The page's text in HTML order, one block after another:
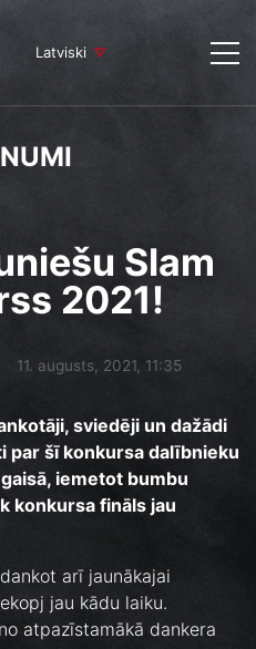
Latviski
Slam
2021!
11. augusts, 2021, 11:35
sviedēji un dažādi
par šī konkursa dalībnieku
iemetot bumbu
konkursa fināls jau
arī jaunākajai
jau kādu laiku.
atpazīstamākā dankera